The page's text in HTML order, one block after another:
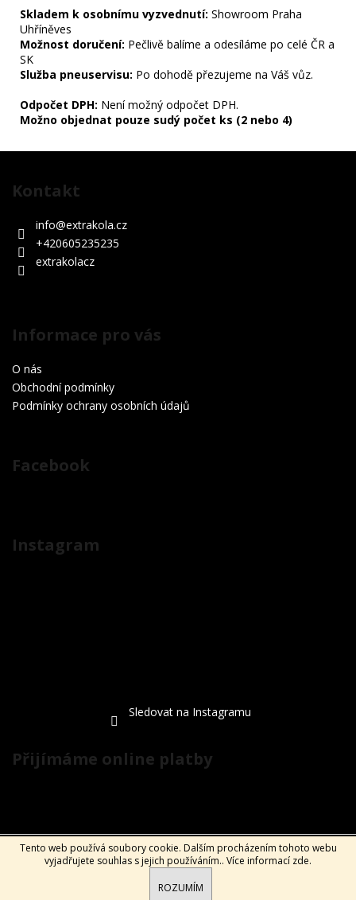
Tento web používá soubory cookie. Dalším procházením tohoto webu
vyjadřujete souhlas s jejich používáním.. Více informací zde.
ROZUMÍM
Skladem k osobnímu vyzvednutí: Showroom Praha
Uhříněves
Možnost doručení: Pečlivě balíme a odesíláme po celé ČR a
SK
Služba pneuservisu: Po dohodě přezujeme na Váš vůz.
Odpočet DPH: Není možný odpočet DPH.
Možno objednat pouze sudý počet ks (2 nebo 4)
Kontakt
info@extrakola.cz
+420605235235
extrakolacz
Informace pro vás
O nás
Obchodní podmínky
Podmínky ochrany osobních údajů
Facebook
Instagram
Sledovat na Instagramu
Přijímáme online platby
Vytvořil Shoptet